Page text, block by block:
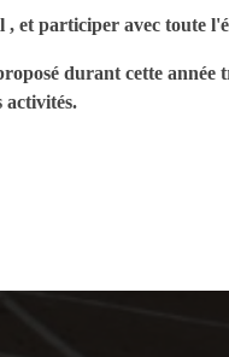
et participer avec toute
durant cette année
activités.